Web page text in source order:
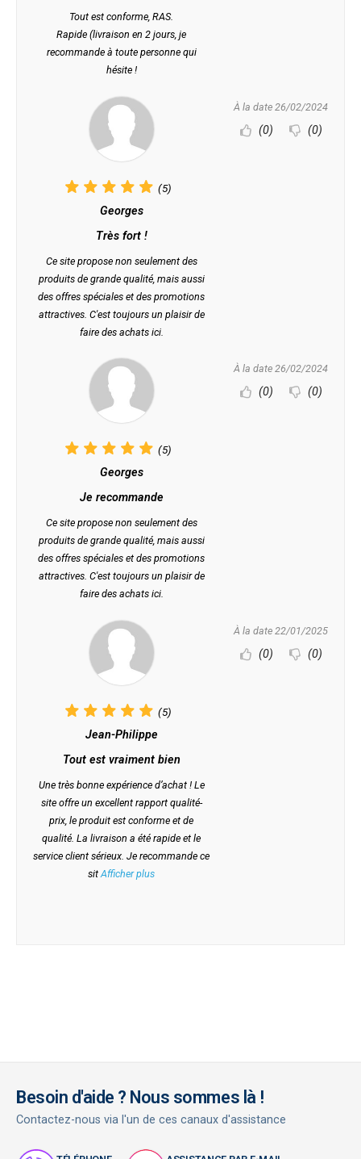
Tout est conforme, RAS.
Rapide (livraison en 2 jours, je
recommande à toute personne qui
hésite !
(5)
Georges
Très fort !
Ce site propose non seulement des
produits de grande qualité, mais aussi
des offres spéciales et des promotions
attractives. C'est toujours un plaisir de
faire des achats ici.
À la date 26/02/2024
(0) (0)
(5)
Georges
Je recommande
Ce site propose non seulement des
produits de grande qualité, mais aussi
des offres spéciales et des promotions
attractives. C'est toujours un plaisir de
faire des achats ici.
À la date 26/02/2024
(0) (0)
(5)
Jean-Philippe
Tout est vraiment bien
Une très bonne expérience d’achat ! Le
site offre un excellent rapport qualité-
prix, le produit est conforme et de
qualité. La livraison a été rapide et le
service client sérieux. Je recommande ce
sit Afficher plus
À la date 22/01/2025
(0) (0)
Besoin d'aide ? Nous sommes là !
Contactez-nous via l'un de ces canaux d'assistance